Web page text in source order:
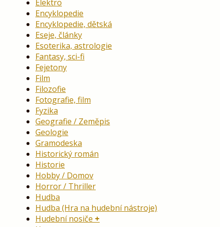
Elektro
Encyklopedie
Encyklopedie, dětská
Eseje, články
Esoterika, astrologie
Fantasy, sci-fi
Fejetony
Film
Filozofie
Fotografie, film
Fyzika
Geografie / Zeměpis
Geologie
Gramodeska
Historický román
Historie
Hobby / Domov
Horror / Thriller
Hudba
Hudba (Hra na hudební nástroje)
Hudební nosiče